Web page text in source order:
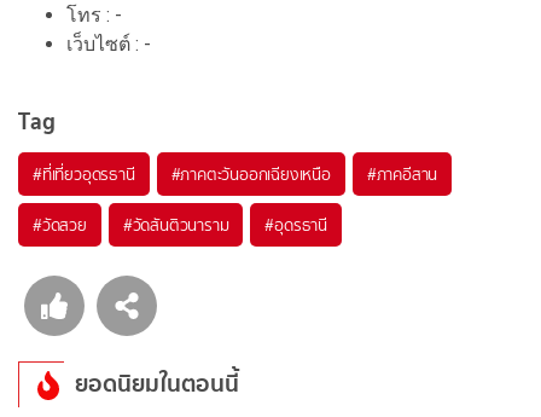
โทร : -
เว็บไซต์ : -
Tag
#ที่เที่ยวอุดรธานี #ภาคตะวันออกเฉียงเหนือ #ภาคอีสาน
#วัดสวย #วัดสันติวนาราม #อุดรธานี
ยอดนิยมในตอนนี้